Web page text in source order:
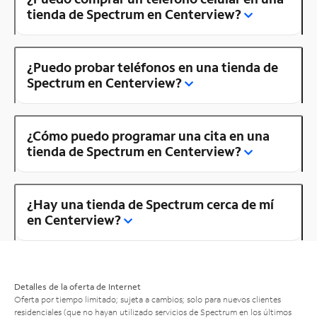
tienda de Spectrum en Centerview?
¿Puedo probar teléfonos en una tienda de
Spectrum en Centerview?
¿Cómo puedo programar una cita en una
tienda de Spectrum en Centerview?
¿Hay una tienda de Spectrum cerca de mí
en Centerview?
Detalles de la oferta de Internet
Oferta por tiempo limitado; sujeta a cambios; solo para nuevos clientes
residenciales (que no hayan utilizado servicios de Spectrum en los últimos